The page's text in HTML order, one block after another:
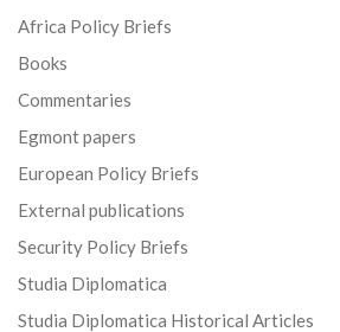
Africa Policy Briefs
Books
Commentaries
Egmont papers
European Policy Briefs
External publications
Security Policy Briefs
Studia Diplomatica
Studia Diplomatica Historical Articles